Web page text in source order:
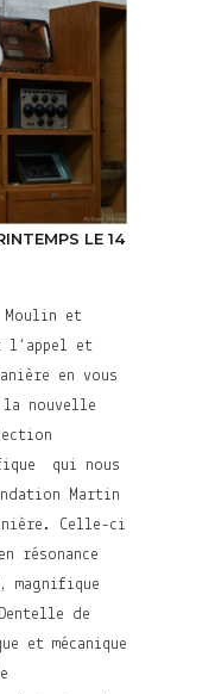
LE 14
Moulin et
l’appel et
en vous
la nouvelle
qui nous
Martin
Celle-ci
résonance
magnifique
de
et mécanique